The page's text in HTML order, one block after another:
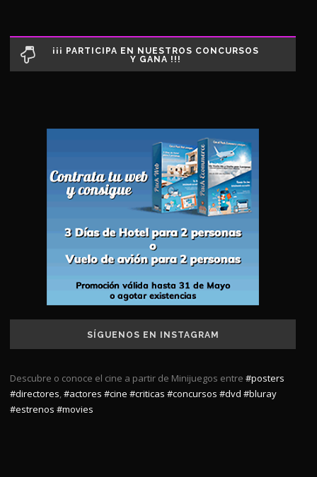
¡¡¡ PARTICIPA EN NUESTROS CONCURSOS
Y GANA !!!
SÍGUENOS EN INSTAGRAM
Descubre o conoce el cine a partir de Minijuegos entre #posters
#directores,#actores #cine #criticas #concursos #dvd #bluray
#estrenos #movies